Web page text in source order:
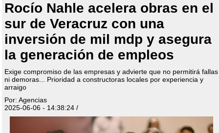
Rocío Nahle acelera obras en el
sur de Veracruz con una
inversión de mil mdp y asegura
la generación de empleos
Exige compromiso de las empresas y advierte que no permitirá fallas
ni demoras... Prioridad a constructoras locales por experiencia y
arraigo
Por: Agencias
2025-06-06 - 14:38:24 /